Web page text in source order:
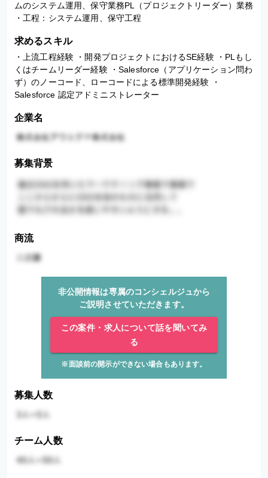
ムのシステム運用、保守業務PL（プロジェクトリーダー）業務
・工程：システム運用、保守工程
求めるスキル
・上流工程経験 ・開発プロジェクトにおけるSE経験 ・PLもし
くはチームリーダー経験 ・Salesforce（アプリケーション問わ
ず）のノーコード、ローコードによる標準開発経験 ・
Salesforce 認定アドミニストレーター
企業名
募集背景
商流
非公開情報は専属のコンシェルジュから
ご説明させていただきます。
この案件・求人について話を聞いてみ
る
※面談前の開示ができない場合もあります。
募集人数
チーム人数